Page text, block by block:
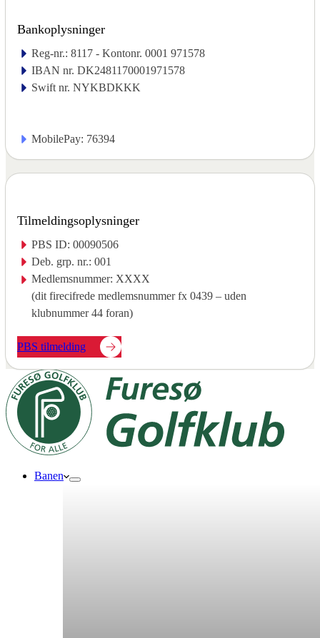
Bankoplysninger
Reg-nr.: 8117 - Kontonr. 0001 971578
IBAN nr. DK2481170001971578
Swift nr. NYKBDKKK
MobilePay: 76394
Tilmeldingsoplysninger
PBS ID: 00090506
Deb. grp. nr.: 001
Medlemsnummer: XXXX
(dit firecifrede medlemsnummer fx 0439 – uden
klubnummer 44 foran)
PBS tilmelding
Banen